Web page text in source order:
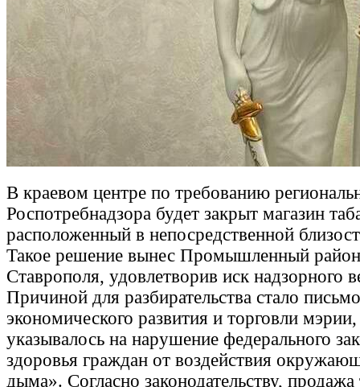
В краевом центре по требованию
Роспотребнадзора будет закрыт магазин
расположенный в непосредственной
Такое решение вынес Промышленный
Ставрополя, удовлетворив иск надзорного
Причиной для разбирательства стало
экономического развития и торговли
указывалось на нарушение федерального
здоровья граждан от воздействия
дыма». Согласно законодательству,